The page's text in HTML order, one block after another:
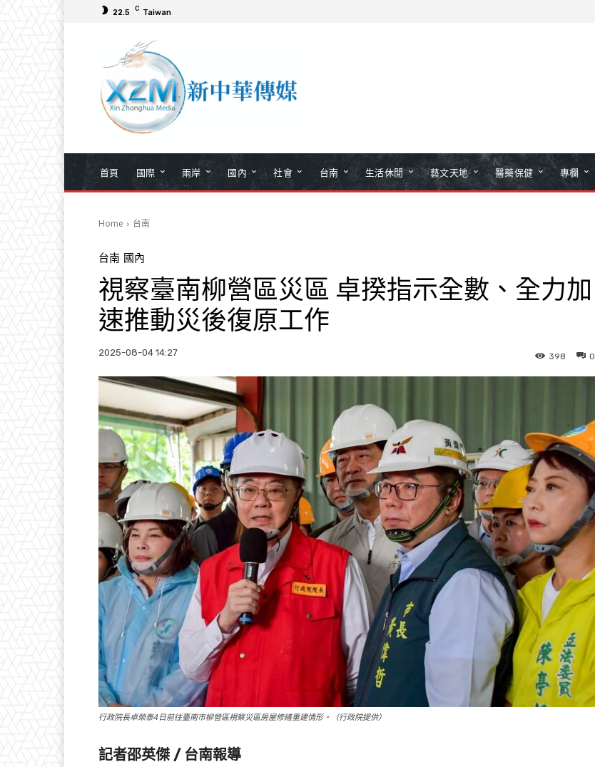
22.5 C Taiwan
首頁 國際 兩岸 國內 社會 台南 生活休閒 藝文天地 醫藥保健 專欄
Home 台南
台南 國內
視察臺南柳營區災區 卓揆指示全數、全力加
速推動災後復原工作
2025-08-04 14:27 0
398
行政院長卓榮泰4日前往臺南市柳營區視察災區房屋修繕重建情形。（行政院提供）
記者邵英傑 / 台南報導